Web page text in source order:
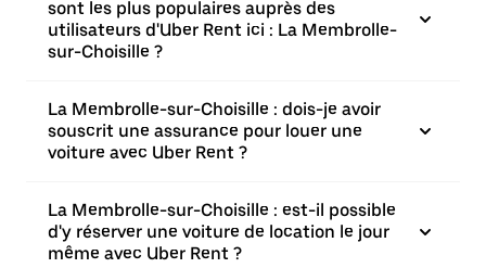
sont les plus populaires auprès des
utilisateurs d'Uber Rent ici : La Membrolle-
sur-Choisille ?
La Membrolle-sur-Choisille : dois-je avoir
souscrit une assurance pour louer une
voiture avec Uber Rent ?
La Membrolle-sur-Choisille : est-il possible
d'y réserver une voiture de location le jour
même avec Uber Rent ?